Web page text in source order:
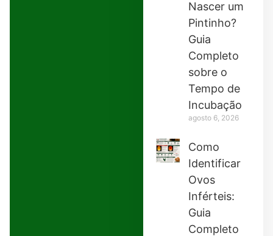
Nascer um
Pintinho?
Guia
Completo
sobre o
Tempo de
Incubação
agosto 6, 2026
Como
Identificar
Ovos
Inférteis:
Guia
Completo